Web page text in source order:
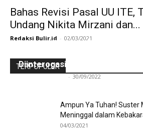
Bahas Revisi Pasal UU ITE,
Undang Nikita Mirzani dan...
Redaksi Bulir.id - 02/03/2021
TERPOPULER
Ini Kronologinya! Diduga Teriaki
Diinterogasi Aparat Polres Sikka
- 30/09/2022
Ampun Ya Tuhan! Suster
Meninggal dalam
04/03/2021